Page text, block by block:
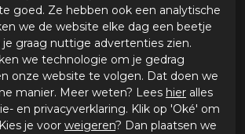
rond enkel en kuit
gripprofiel
ondergronden
goed. Ze hebben ook een analytische
we de website elke dag een beetje
graag nuttige advertenties zien.
we technologie om je gedrag
onze website te volgen. Dat doen we
manier. Meer weten? Lees hier alles
en privacyverklaring. Klik op 'Oké' om
je voor weigeren? Dan plaatsen we